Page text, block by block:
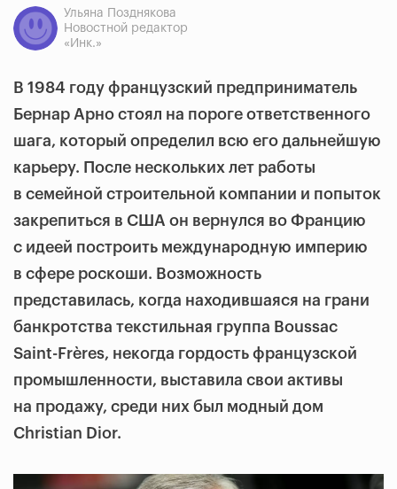
Ульяна Позднякова
Новостной редактор
«Инк.»
В 1984 году французский предприниматель
Бернар Арно стоял на пороге ответственного
шага, который определил всю его дальнейшую
карьеру. После нескольких лет работы
в семейной строительной компании и попыток
закрепиться в США он вернулся во Францию
с идеей построить международную империю
в сфере роскоши. Возможность
представилась, когда находившаяся на грани
банкротства текстильная группа Boussac
Saint-Frères, некогда гордость французской
промышленности, выставила свои активы
на продажу, среди них был модный дом
Christian Dior.